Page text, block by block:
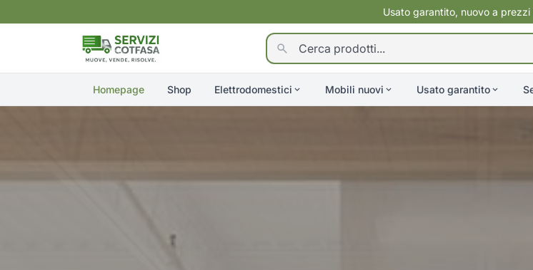
Usato garantito, nuovo a
Homepage Shop Elettrodomestici Mobili nuovi Usato garantito